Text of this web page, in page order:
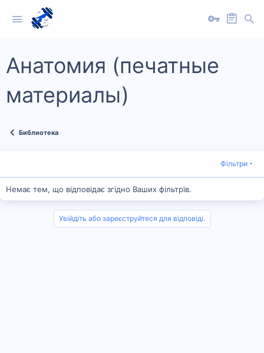
Анатомия (печатные
материалы)
Библиотека
Фільтри
Немає тем, що відповідає згідно Ваших фільтрів.
Увійдіть або зареєструйтеся для відповіді.